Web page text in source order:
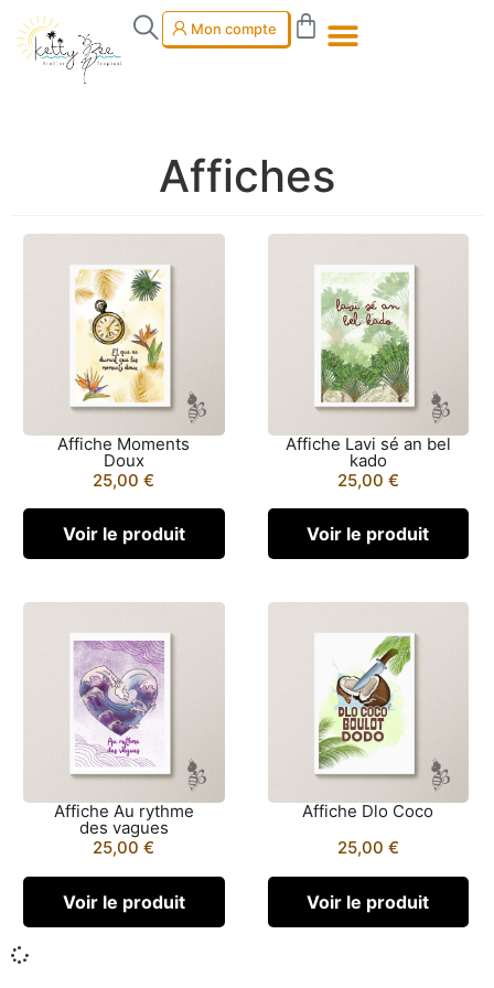
Mon compte
Affiches
Affiche Moments
Doux
25,00€
Voir le produit
Affiche Lavi sé an bel
kado
25,00 €
Voir le produit
Affiche Au rythme
des vagues
25,00€
Voir le produit
Affiche Dlo Coco
25,00 €
Voir le produit